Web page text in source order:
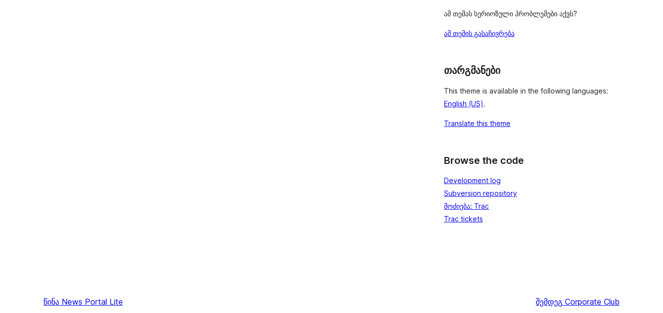
ამ თემას სერიოზული პრობლემები აქვს?
ამ თემის გასაჩივრება
თარგმანები
This theme is available in the following languages:
English (US).
Translate this theme
Browse the code
Development log
Subversion repository
მოძიება: Trac
Trac tickets
წინა News Portal Lite შემდეგ Corporate Club